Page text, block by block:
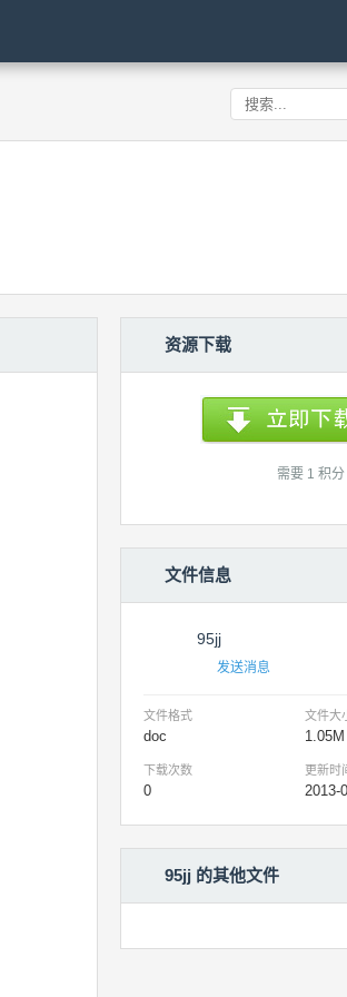
资源下载
需要 1 积分
文件信息
95jj
发送消息
文件格式
doc
文件大
1.05M
下载次数
0
更新时
2013-
95jj 的其他文件